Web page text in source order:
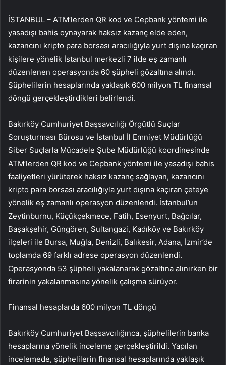
İSTANBUL – ATM’lerden QR kod ve Cepbank yöntemi ile
yasadışı bahis oynayarak haksız kazanç elde eden,
kazancını kripto para borsası aracılığıyla yurt dışına kaçıran
kişilere yönelik İstanbul merkezli 7 ilde eş zamanlı
düzenlenen operasyonda 60 şüpheli gözaltına alındı.
Şüphelilerin hesaplarında yaklaşık 600 milyon TL finansal
döngü gerçekleştirdikleri belirlendi.
Bakırköy Cumhuriyet Başsavcılığı Örgütlü Suçlar
Soruşturması Bürosu ve İstanbul İl Emniyet Müdürlüğü
Siber Suçlarla Mücadele Şube Müdürlüğü koordinesinde
ATM’lerden QR kod ve Cepbank yöntemi ile yasadışı bahis
faaliyetleri yürüterek haksız kazanç sağlayan, kazancını
kripto para borsası aracılığıyla yurt dışına kaçıran çeteye
yönelik eş zamanlı operasyon düzenlendi. İstanbul’un
Zeytinburnu, Küçükçekmece, Fatih, Esenyurt, Bağcılar,
Başakşehir, Güngören, Sultangazi, Kadıköy ve Bakırköy
ilçeleri ile Bursa, Muğla, Denizli, Balıkesir, Adana, İzmir’de
toplamda 69 farklı adrese operasyon düzenlendi.
Operasyonda 53 şüpheli yakalanarak gözaltına alınırken bir
firarinin yakalanmasına yönelik çalışma sürüyor.
Finansal hesaplarda 600 milyon TL döngü
Bakırköy Cumhuriyet Başsavcılığınca, şüphelilerin banka
hesaplarına yönelik inceleme gerçekleştirildi. Yapılan
incelemede, şüphelilerin finansal hesaplarında yaklaşık